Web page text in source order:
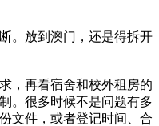
。放到澳门，还是得拆开
，再看宿舍和校外租房的
。很多时候不是问题有多
文件，或者登记时间、合